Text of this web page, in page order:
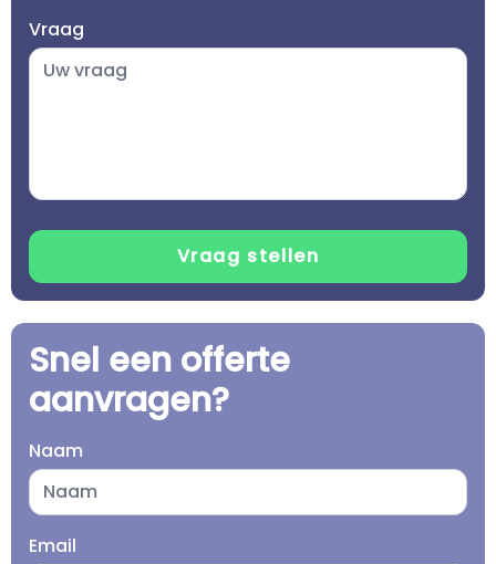
Vraag
Snel een offerte
aanvragen?
Naam
Email